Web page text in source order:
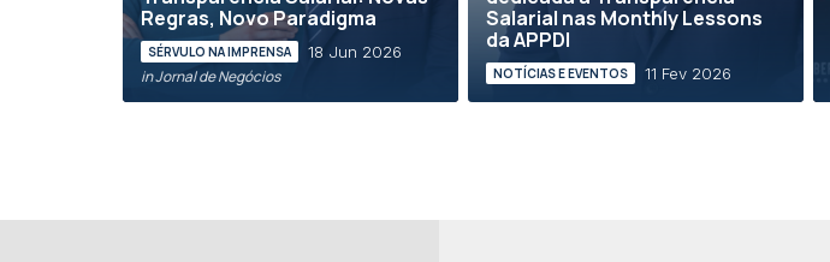
Regras, Novo Paradigma
SÉRVULO NA IMPRENSA 18 Jun 2026
in Jornal de Negócios
Salarial nas Monthly Lessons
da APPDI
NOTÍCIAS E EVENTOS 11 Fev 2026